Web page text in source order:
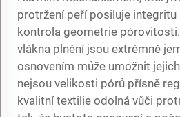
protržení peří posiluje integritu
kontrola geometrie
vlákna plnění jsou extrémně
osnovením může umožnit
nejsou velikosti pórů přísně
kvalitní textilie odolná vůči